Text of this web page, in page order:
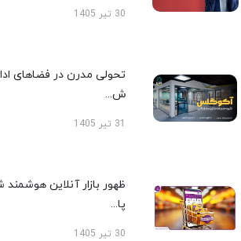
30 تیر 1405
تحولی مدرن در فضاهای
ش...
ظهور بازار آنلاین
پا...
30 تیر 1405